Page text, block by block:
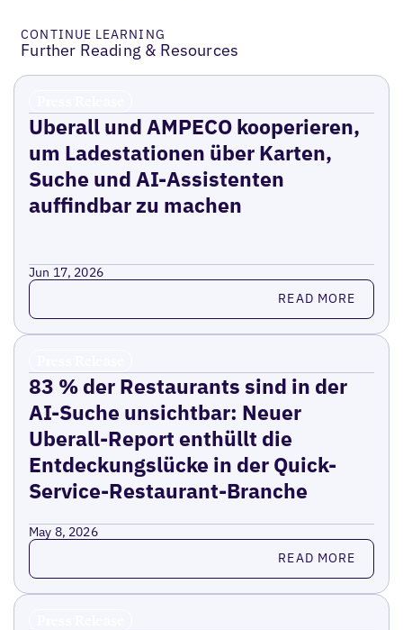
CONTINUE LEARNING
Further Reading & Resources
Uberall und AMPECO kooperieren,
um Ladestationen über Karten,
Suche und AI-Assistenten
auffindbar zu machen
Jun 17, 2026
Read more READ MORE
83 % der Restaurants sind in der
AI-Suche unsichtbar: Neuer
Uberall-Report enthüllt die
Entdeckungslücke in der Quick-
Service-Restaurant-Branche
May 8, 2026
Read more READ MORE